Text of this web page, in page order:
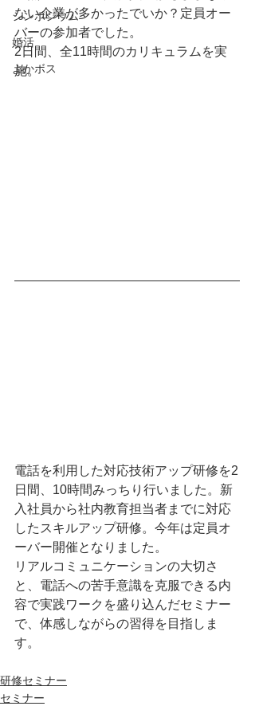
シンポジウム
婚活
よかボス
ない企業が多かったでいか？定員オー
バーの参加者でした。
2日間、全11時間のカリキュラムを実
施。
電話を利用した対応技術アップ研修を2
日間、10時間みっちり行いました。新
入社員から社内教育担当者までに対応
したスキルアップ研修。今年は定員オ
ーバー開催となりました。
リアルコミュニケーションの大切さ
と、電話への苦手意識を克服できる内
容で実践ワークを盛り込んだセミナー
で、体感しながらの習得を目指しま
す。
研修セミナー
セミナー